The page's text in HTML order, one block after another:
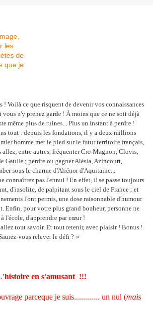
! Voilà ce que risquent de devenir vos connaissances
vous n'y prenez garde ! À moins que ce ne soit déjà
même plus de ruines... Plus un instant à perdre !
tout : depuis les fondations, il y a deux millions
homme met le pied sur le futur territoire français,
allez, entre autres, fréquenter Cro-Magnon, Clovis,
Gaulle ; perdre ou gagner Alésia, Azincourt,
sous le charme d'Aliénor d'Aquitaine...
connaîtrez pas l'ennui ! En effet, il se passe toujours
d'insolite, de palpitant sous le ciel de France ; et
l'ont permis, une dose raisonnable d'humour
Enfin, pour votre plus grand bonheur, personne ne
l'école, d'apprendre par cœur !
tout savoir. Et tout retenir, avec plaisir ! Bonus !
vous relever le défi ? »
en s'amusant !!!
parceque je suis............. un nul (mais